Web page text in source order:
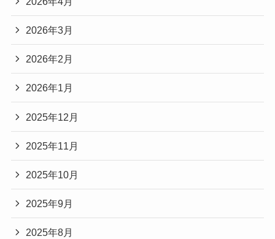
2026年3月
2026年2月
2026年1月
2025年12月
2025年11月
2025年10月
2025年9月
2025年8月